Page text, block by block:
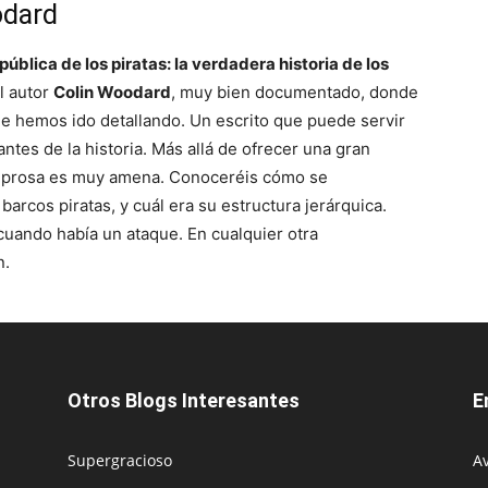
de los piratas: la verdadera historia de los
autor Colin Woodard, muy bien documentado, donde
hemos ido detallando. Un escrito que puede servir
de la historia. Más allá de ofrecer una gran
es muy amena. Conoceréis cómo se
piratas, y cuál era su estructura jerárquica.
había un ataque. En cualquier otra
Otros Blogs Interesantes
Supergracioso